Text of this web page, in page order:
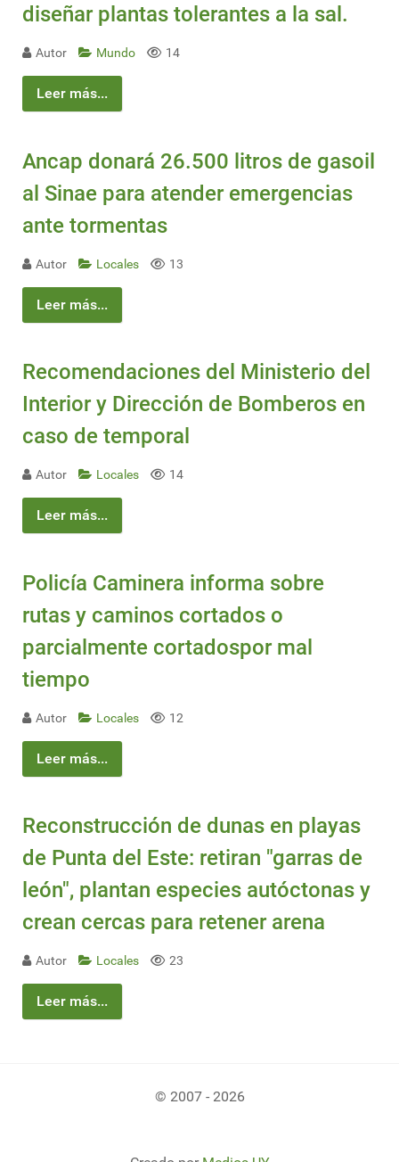
diseñar plantas tolerantes a la sal.
Autor Mundo 14
Leer más...
Ancap donará 26.500 litros de gasoil
al Sinae para atender emergencias
ante tormentas
Autor Locales 13
Leer más...
Recomendaciones del Ministerio del
Interior y Dirección de Bomberos en
caso de temporal
Autor Locales 14
Leer más...
Policía Caminera informa sobre
rutas y caminos cortados o
parcialmente cortadospor mal
tiempo
Autor Locales 12
Leer más...
Reconstrucción de dunas en playas
de Punta del Este: retiran "garras de
león", plantan especies autóctonas y
crean cercas para retener arena
Autor Locales 23
Leer más...
© 2007 - 2026